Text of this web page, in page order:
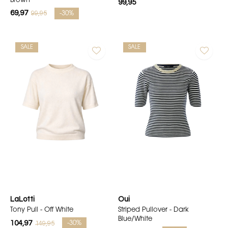
69,97 99,95 -30%
99,95
SALE
LaLotti
Tony Pull - Off White
104,97 149,95 -30%
SALE
Oui
Striped Pullover - Dark
Blue/White